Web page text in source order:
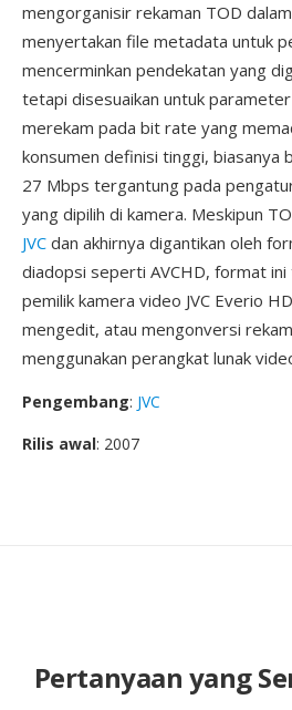
mengorganisir rekaman TOD
menyertakan file metadata untuk
mencerminkan pendekatan yang
tetapi disesuaikan untuk
merekam pada bit rate yang
konsumen definisi tinggi, biasanya
27 Mbps tergantung pada
yang dipilih di kamera. Meskipun
JVC dan akhirnya digantikan oleh
diadopsi seperti AVCHD, format
pemilik kamera video JVC Everio
mengedit, atau mengonversi
menggunakan perangkat lunak
Pengembang: JVC
Rilis awal: 2007
Pertanyaan yang